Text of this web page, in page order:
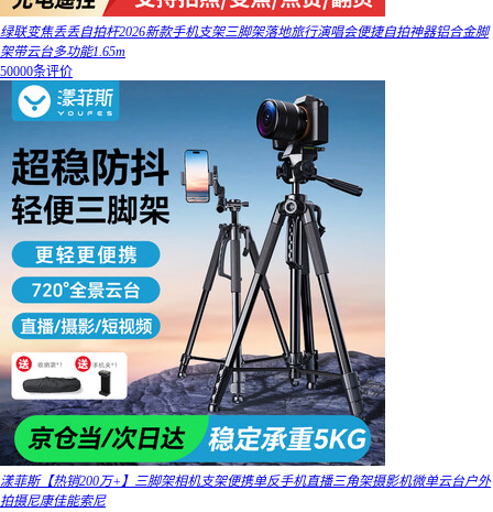
绿联变焦丢丢自拍杆2026新款手机支架三脚架落地旅行演唱会便捷自拍神器铝合金脚
架带云台多功能1.65m
50000条评价
漾菲斯【热销200万+】三脚架相机支架便携单反手机直播三角架摄影机微单云台户外
拍摄尼康佳能索尼